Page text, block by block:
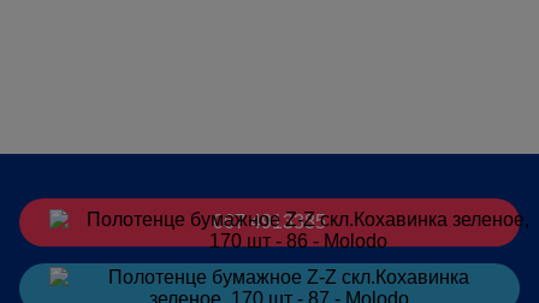
067 4913385
Заказатьв Telegram